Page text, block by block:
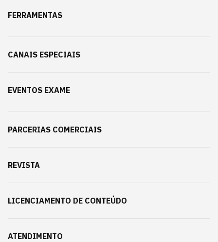
FERRAMENTAS
CANAIS ESPECIAIS
EVENTOS EXAME
PARCERIAS COMERCIAIS
REVISTA
LICENCIAMENTO DE CONTEÚDO
ATENDIMENTO